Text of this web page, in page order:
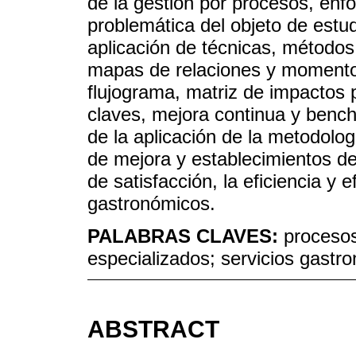
problemática del objeto de
aplicación de técnicas,
mapas de relaciones y
flujograma, matriz de impactos
claves, mejora continua y
de la aplicación de la
de mejora y establecimientos
de satisfacción, la eficiencia y
gastronómicos.
PALABRAS CLAVES:
especializados; servicios
ABSTRACT